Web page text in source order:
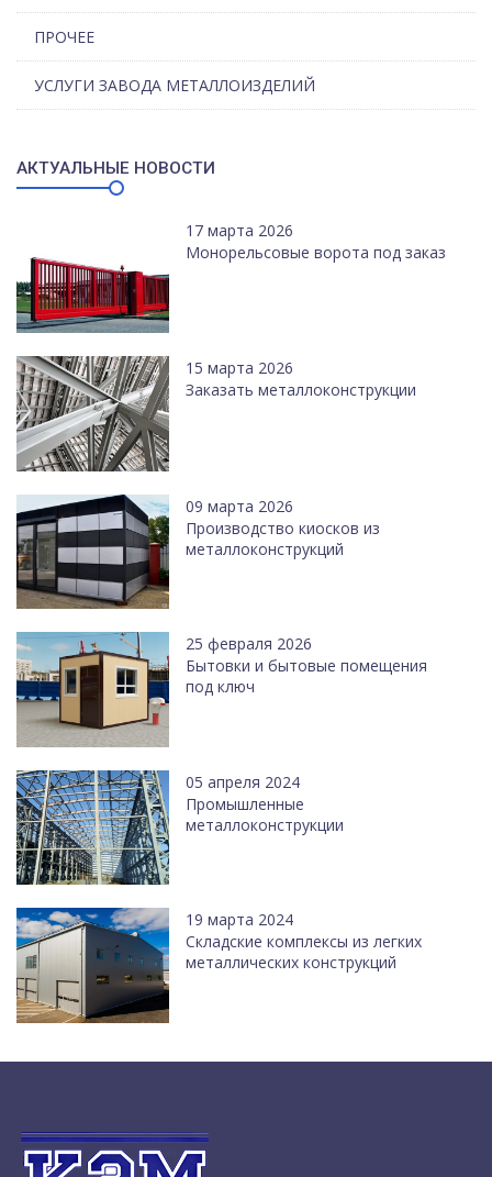
ПРОЧЕЕ
УСЛУГИ ЗАВОДА МЕТАЛЛОИЗДЕЛИЙ
АКТУАЛЬНЫЕ НОВОСТИ
17 марта 2026
Монорельсовые ворота под заказ
15 марта 2026
Заказать металлоконструкции
09 марта 2026
Производство киосков из
металлоконструкций
25 февраля 2026
Бытовки и бытовые помещения
под ключ
05 апреля 2024
Промышленные
металлоконструкции
19 марта 2024
Cкладские комплексы из легких
металлических конструкций